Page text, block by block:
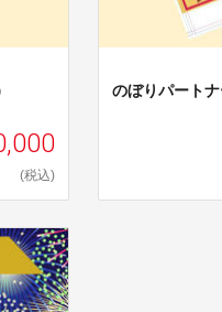
(税込)
のぼりパートナ